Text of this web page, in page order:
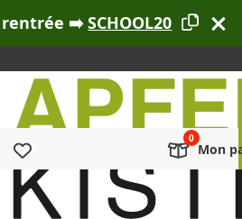
rentrée ➡️SCHOOL20
Mon